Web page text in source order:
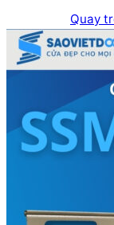
Quay
Tìm